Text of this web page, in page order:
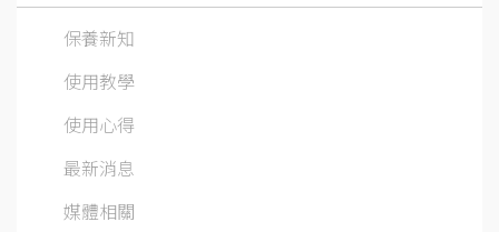
保養新知
使用教學
使用心得
最新消息
媒體相關